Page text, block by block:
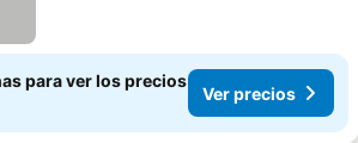
para ver los precios
Ver precios